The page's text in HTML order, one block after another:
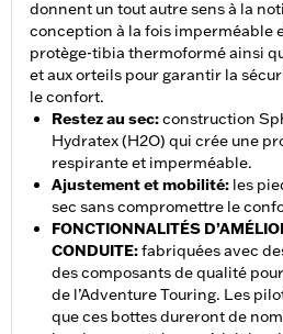
donnent un tout autre sens à la
conception à la fois imperméable
protège-tibia thermoformé ainsi
et aux orteils pour garantir la
le confort.
Restez au sec:construction
Hydratex (H2O) qui crée une
respirante et imperméable.
Ajustement et mobilité: les
sec sans compromettre le
FONCTIONNALITÉS
CONDUITE:fabriquées avec
des composants de qualité
de l’Adventure Touring. Les
que ces bottes dureront de